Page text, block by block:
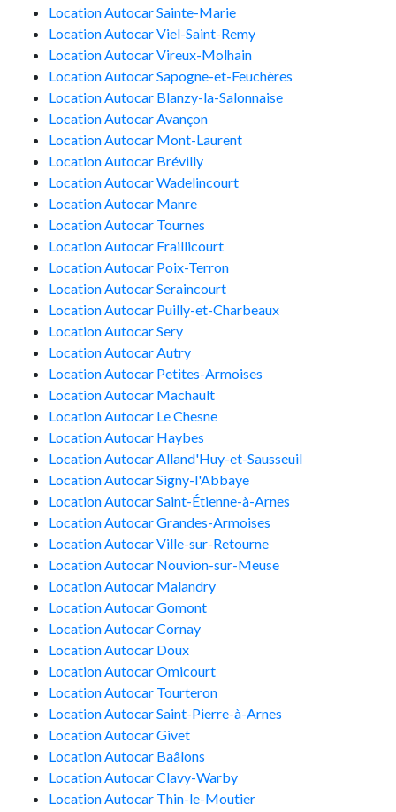
Location Autocar Sainte-Marie
Location Autocar Viel-Saint-Remy
Location Autocar Vireux-Molhain
Location Autocar Sapogne-et-Feuchères
Location Autocar Blanzy-la-Salonnaise
Location Autocar Avançon
Location Autocar Mont-Laurent
Location Autocar Brévilly
Location Autocar Wadelincourt
Location Autocar Manre
Location Autocar Tournes
Location Autocar Fraillicourt
Location Autocar Poix-Terron
Location Autocar Seraincourt
Location Autocar Puilly-et-Charbeaux
Location Autocar Sery
Location Autocar Autry
Location Autocar Petites-Armoises
Location Autocar Machault
Location Autocar Le Chesne
Location Autocar Haybes
Location Autocar Alland'Huy-et-Sausseuil
Location Autocar Signy-l'Abbaye
Location Autocar Saint-Étienne-à-Arnes
Location Autocar Grandes-Armoises
Location Autocar Ville-sur-Retourne
Location Autocar Nouvion-sur-Meuse
Location Autocar Malandry
Location Autocar Gomont
Location Autocar Cornay
Location Autocar Doux
Location Autocar Omicourt
Location Autocar Tourteron
Location Autocar Saint-Pierre-à-Arnes
Location Autocar Givet
Location Autocar Baâlons
Location Autocar Clavy-Warby
Location Autocar Thin-le-Moutier